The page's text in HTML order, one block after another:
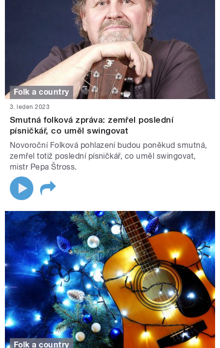
Folk a country
3. leden 2023
Smutná folková zpráva: zemřel poslední
písničkář, co uměl swingovat
Novoroční Folková pohlazení budou poněkud smutná,
zemřel totiž poslední písničkář, co uměl swingovat,
mistr Pepa Štross.
Folk a country